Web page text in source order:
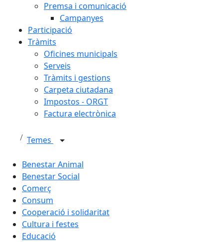
Premsa i comunicació
Campanyes
Participació
Tràmits
Oficines municipals
Serveis
Tràmits i gestions
Carpeta ciutadana
Impostos - ORGT
Factura electrònica
Temes
Benestar Animal
Benestar Social
Comerç
Consum
Cooperació i solidaritat
Cultura i festes
Educació